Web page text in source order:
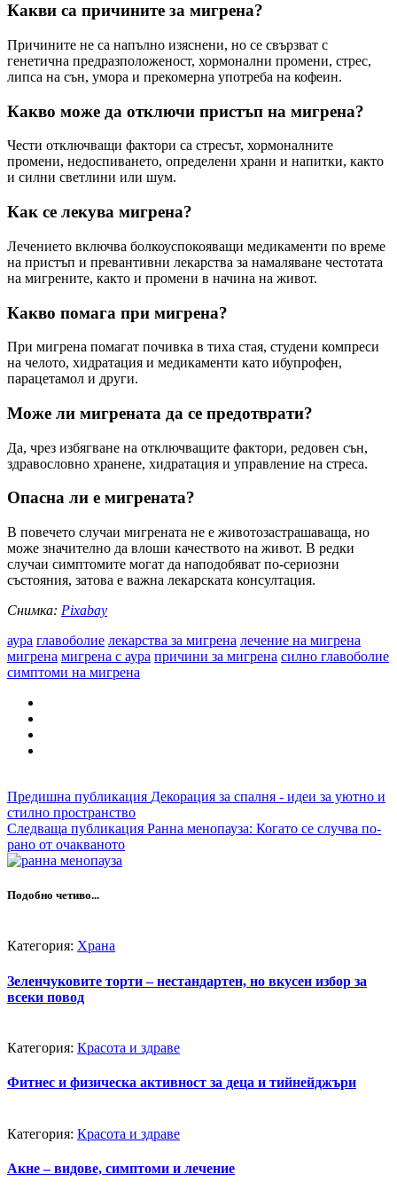
Какви са причините за мигрена?
Причините не са напълно изяснени, но се свързват с
генетична предразположеност, хормонални промени, стрес,
липса на сън, умора и прекомерна употреба на кофеин.
Какво може да отключи пристъп на мигрена?
Чести отключващи фактори са стресът, хормоналните
промени, недоспиването, определени храни и напитки, както
и силни светлини или шум.
Как се лекува мигрена?
Лечението включва болкоуспокояващи медикаменти по време
на пристъп и превантивни лекарства за намаляване честотата
на мигрените, както и промени в начина на живот.
Какво помага при мигрена?
При мигрена помагат почивка в тиха стая, студени компреси
на челото, хидратация и медикаменти като ибупрофен,
парацетамол и други.
Може ли мигрената да се предотврати?
Да, чрез избягване на отключващите фактори, редовен сън,
здравословно хранене, хидратация и управление на стреса.
Опасна ли е мигрената?
В повечето случаи мигрената не е животозастрашаваща, но
може значително да влоши качеството на живот. В редки
случаи симптомите могат да наподобяват по-сериозни
състояния, затова е важна лекарската консултация.
Снимка: Pixabay
аура главоболие лекарства за мигрена лечение на мигрена
мигрена мигрена с аура причини за мигрена силно главоболие
симптоми на мигрена
Предишна публикация Декорация за спалня - идеи за уютно и
стилно пространство
Следваща публикация Ранна менопауза: Когато се случва по-
рано от очакваното
Подобно четиво...
Категория: Храна
Зеленчуковите торти – нестандартен, но вкусен избор за
всеки повод
Категория: Красота и здраве
Фитнес и физическа активност за деца и тийнейджъри
Категория: Красота и здраве
Акне – видове, симптоми и лечение